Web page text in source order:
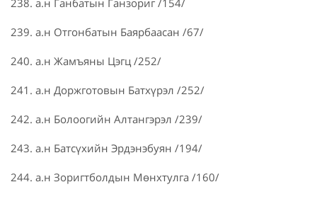
239. а.н Отгонбатын Баярбаасан /67/
240. а.н Жамъяны Цэгц /252/
241. а.н Доржготовын Батхүрэл /252/
242. а.н Болоогийн Алтангэрэл /239/
243. а.н Батсүхийн Эрдэнэбуян /194/
244. а.н Зоригтболдын Мөнхтулга /160/